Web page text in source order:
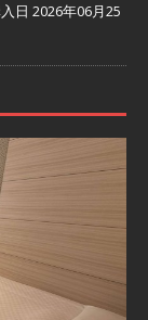
日 2026年06月25